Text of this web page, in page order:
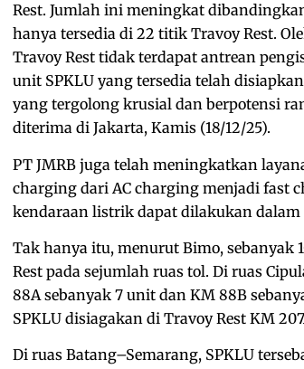
Rest. Jumlah ini meningkat
hanya tersedia di 22 titik Travoy Rest.
Travoy Rest tidak terdapat antrean
unit SPKLU yang tersedia telah
yang tergolong krusial dan berpotensi
diterima di Jakarta, Kamis (18/12/25).
PT JMRB juga telah meningkatkan
charging dari AC charging menjadi fast
kendaraan listrik dapat dilakukan dalam
Tak hanya itu, menurut Bimo, sebanyak
Rest pada sejumlah ruas tol. Di ruas
88A sebanyak 7 unit dan KM 88B
SPKLU disiagakan di Travoy Rest KM
Di ruas Batang–Semarang, SPKLU